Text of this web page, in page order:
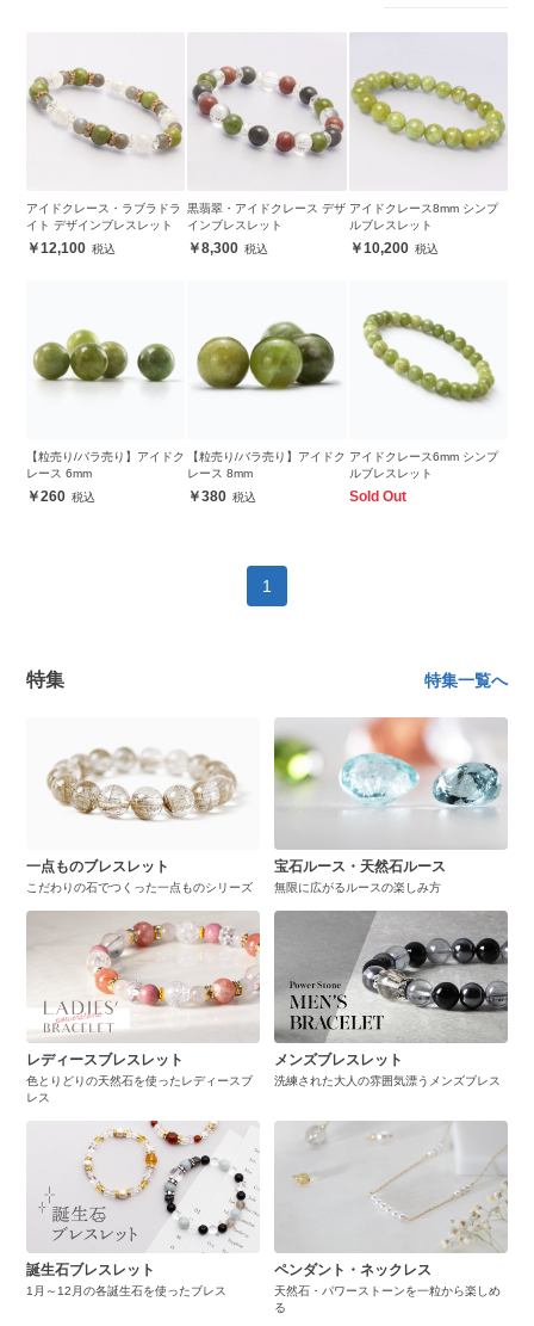
アイドクレース・ラブラドラ
イト デザインブレスレット
12,100
黒翡翠・アイドクレース デザ
インブレスレット
8,300
アイドクレース8mm シンプ
ルブレスレット
10,200
【粒売り/バラ売り】アイドク
レース 6mm
260
【粒売り/バラ売り】アイドク
レース 8mm
380
アイドクレース6mm シンプ
ルブレスレット
Sold Out
1
特集 特集一覧へ
一点ものブレスレット
こだわりの石でつくった一点ものシリーズ
宝石ルース・天然石ルース
無限に広がるルースの楽しみ方
レディースブレスレット
色とりどりの天然石を使ったレディースブ
レス
メンズブレスレット
洗練された大人の雰囲気漂うメンズブレス
誕生石ブレスレット
1月～12月の各誕生石を使ったブレス
ペンダント・ネックレス
天然石・パワーストーンを一粒から楽しめ
る